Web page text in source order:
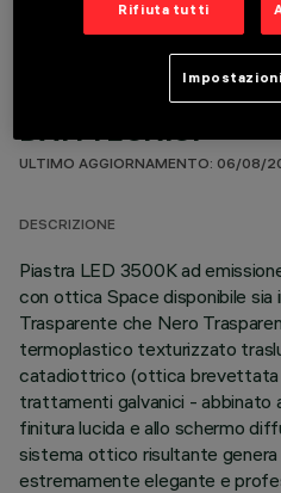
DATI TECNICI
ULTIMO AGGIORNAMENTO: 06/08/
DESCRIZIONE
Piastra LED 3500K ad
con ottica Space disponibile sia
Trasparente che Nero
termoplastico texturizzato
catadiottrico (ottica brevettata
trattamenti galvanici - abbinato
finitura lucida e allo schermo
sistema ottico risultante genera
estremamente elegante e
Rifiuta tutti